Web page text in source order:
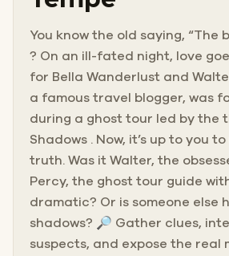
You know the old saying, “The
? On an ill-fated night, love
for Bella Wanderlust and
a famous travel blogger, was
during a ghost tour led by the
Shadows . Now, it’s up to you
truth. Was it Walter, the
Percy, the ghost tour guide
dramatic? Or is someone else
shadows? 🔎 Gather clues,
suspects, and expose the real